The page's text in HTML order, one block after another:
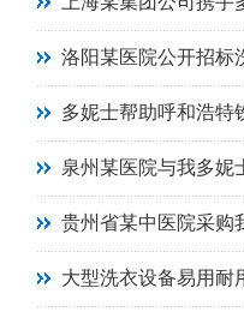
洛阳某医院公开招标
多妮士帮助呼和浩特
泉州某医院与我多妮
贵州省某中医院采购
大型洗衣设备易用耐